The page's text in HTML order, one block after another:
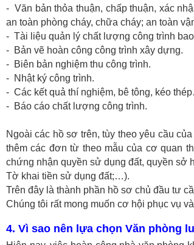
- Văn bản thỏa thuận, chấp thuận, xác
an toàn phòng cháy, chữa cháy; an toàn
- Tài liệu quản lý chất lượng công trình
- Bản vẽ hoàn công công trình xây dựng.
- Biên bản nghiệm thu công trình.
- Nhật ký công trình.
- Các kết quả thí nghiệm, bê tông, kéo
- Báo cáo chất lượng công trình.
Ngoài các hồ sơ trên, tùy theo yêu cầu
thêm các đơn từ theo mẫu của cơ quan
chứng nhận quyền sử dụng đất, quyền sở
Tờ khai tiền sử dụng đất;…).
Trên đây là thành phần hồ sơ chủ đầu tư
Chúng tôi rất mong muốn cơ hội phục vụ
4. Vì sao nên lựa chọn Văn phòng